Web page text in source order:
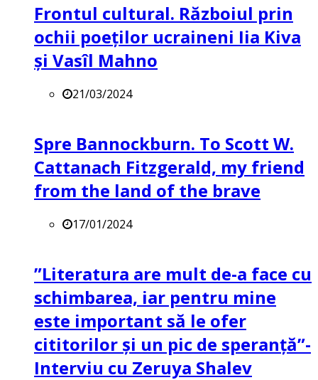
Frontul cultural. Războiul prin
ochii poeților ucraineni Iia Kiva
și Vasîl Mahno
21/03/2024
Spre Bannockburn. To Scott W.
Cattanach Fitzgerald, my friend
from the land of the brave
17/01/2024
”Literatura are mult de-a face cu
schimbarea, iar pentru mine
este important să le ofer
cititorilor și un pic de speranță”-
Interviu cu Zeruya Shalev